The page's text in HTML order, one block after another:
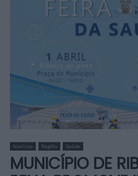
Notícias Região Saúde
MUNICÍPIO DE